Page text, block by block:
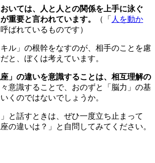
いては、人と人との関係を上手に泳ぐ
重要と言われています。
（「 人を動か
ばれているものです）
ル」の根幹をなすのが、相手のことを慮
と、ぼくは考えています。
座」の違いを意識することは、相互理解の
意識することで、おのずと「脳力」の基
くのではないでしょうか。
と話すときは、ぜひ一度立ち止まって
の違いは？」と自問してみてください。